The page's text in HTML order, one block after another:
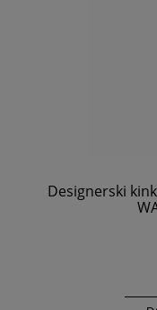
Designerski